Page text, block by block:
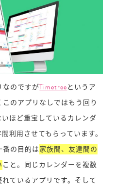
なのですがTimetreeというア
のアプリなしではもう回り
ほど重宝しているカレンダ
利用させてもらっています。
番の目的は家族間、友達間の
こと。同じカレンダーを複数
ているアプリです。そして